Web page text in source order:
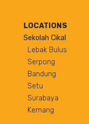
LOCATIONS
Sekolah Cikal
Lebak Bulus
Serpong
Bandung
Setu
Surabaya
Kemang